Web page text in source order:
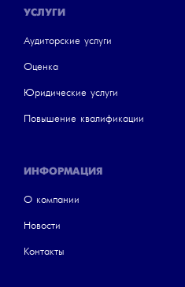
УСЛУГИ
Аудиторские услуги
Оценка
Юридические услуги
Повышение квалификации
ИНФОРМАЦИЯ
О компании
Новости
Контакты